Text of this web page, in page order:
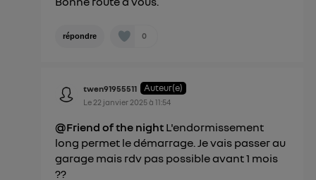
répondre 0
twen91955511 Auteur(e)
Le 22 janvier 2025à11:54
@Friend of the night L'endormissement
long permet le démarrage. Je vais passer au
garage mais rdv pas possible avant 1 mois
??